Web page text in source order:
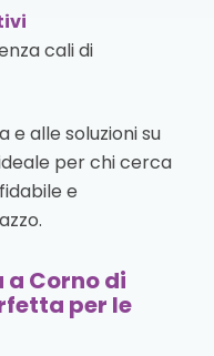
cali di
e alle soluzioni su
per chi cerca
e
Corno di
per le